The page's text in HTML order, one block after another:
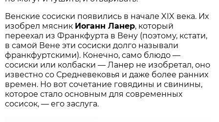
Венские сосиски появились в начале XIX века. Их
изобрел мясник Иоганн Ланер, который
переехал из Франкфурта в Вену (поэтому, кстати,
в самой Вене эти сосиски долго называли
франкфуртскими). Конечно, само блюдо —
сосиски или колбаски — Ланер не изобретал, оно
известно со Средневековья и даже более ранних
времен. Но вот сочетание говядины и свинины,
которое стало основным для современных
сосисок, — его заслуга.